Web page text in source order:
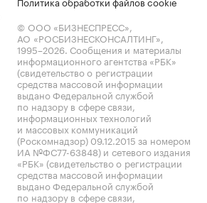
© ООО «БИЗНЕСПРЕСС»,
АО «РОСБИЗНЕСКОНСАЛТИНГ»,
1995–2026. Сообщения и материалы
информационного агентства «РБК»
(свидетельство о регистрации
средства массовой информации
выдано Федеральной службой
по надзору в сфере связи,
информационных технологий
и массовых коммуникаций
(Роскомнадзор) 09.12.2015 за номером
ИА №ФС77-63848) и сетевого издания
«РБК» (свидетельство о регистрации
средства массовой информации
выдано Федеральной службой
по надзору в сфере связи,